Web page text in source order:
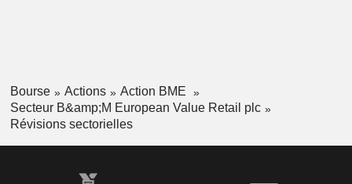
Bourse Actions
Action BME
Secteur B&amp;M European Value Retail plc
Révisions sectorielles